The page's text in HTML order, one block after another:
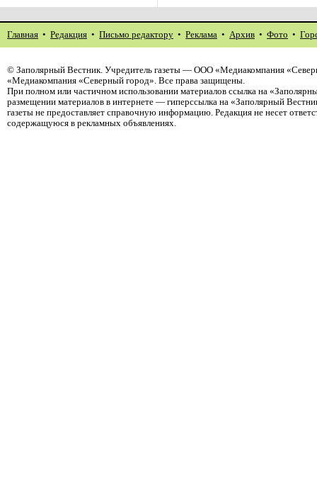
Главная • Редакция • Письмо редактору • Реклама • Архив • Фото •
© Заполярный Вестник. Учредитель газеты — ООО «Медиакомпания
«Медиакомпания «Северный город». Все права защищены.
При полном или частичном использовании материалов ссылка на
размещении материалов в интернете — гиперссылка на «Заполярный
газеты не предоставляет справочную информацию. Редакция не несет
содержащуюся в рекламных объявлениях.